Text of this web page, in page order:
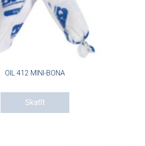
OIL 412 MINI-BONA
Skatīt